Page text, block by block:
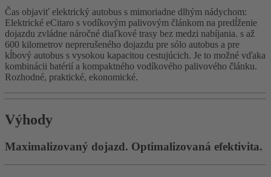
Čas objaviť elektrický autobus s mimoriadne dlhým nádychom:
Elektrické eCitaro s vodíkovým palivovým článkom na predĺženie
dojazdu zvládne náročné diaľkové trasy bez medzi nabíjania. s až
600 kilometrov neprerušeného dojazdu pre sólo autobus a pre
kĺbový autobus s vysokou kapacitou cestujúcich. Je to možné vďaka
kombinácii batérií a kompaktného vodíkového palivového článku.
Rozhodné, praktické, ekonomické.
Výhody
Maximalizovaný dojazd. Optimalizovaná efektivita.